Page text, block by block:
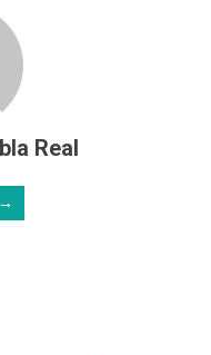
Real